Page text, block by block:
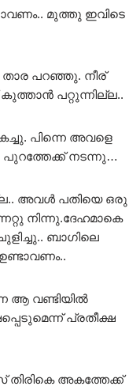
മുത്തു ഇവിടെ
പറഞ്ഞു. നീര്
പറ്റുന്നില്ല..
പിന്നെ അവളെ
പുറത്തേക്ക് നടന്നു…
അവൾ പതിയെ ഒരു
നിന്നു.ദേഹമാകെ
ബാഗിലെ
ആ വണ്ടിയിൽ
പ്രതീക്ഷ
തിരികെ അകത്തേക്ക്